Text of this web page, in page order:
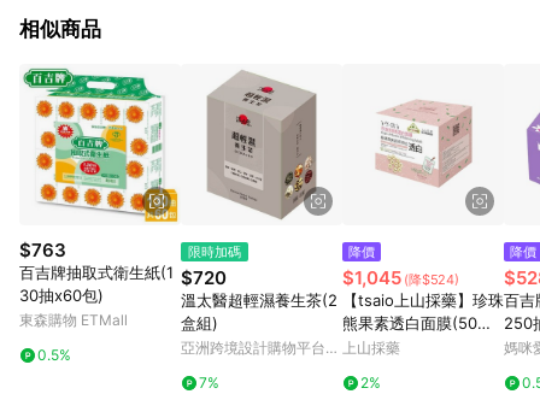
相似商品
$763
百吉牌抽取式衛生紙(1
30抽x60包)
東森購物 ETMall
0.5%
限時加碼
$720
溫太醫超輕濕養生茶(2
盒組)
亞洲跨境設計購物平台
7%
降價
$1,045 (降$524)
【tsaio上山採藥】珍珠
熊果素透白面膜(50
入)/盒
上山採藥
2%
降價
百吉
250
媽咪